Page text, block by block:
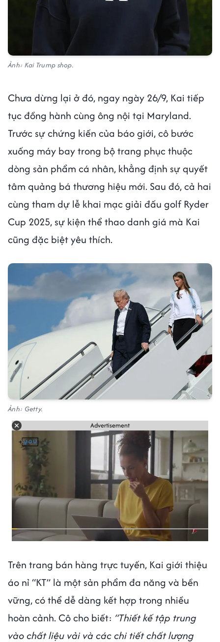
Ảnh: Kai Trump shop.
Chưa dừng lại ở đó, ngay ngày 26/9, Kai tiếp
tục đồng hành cùng ông nội tại Maryland.
Trước sự chứng kiến của báo giới, cô bước
xuống máy bay trong bộ trang phục thuộc
dòng sản phẩm cá nhân, khẳng định sự quyết
tâm quảng bá thương hiệu mới. Sau đó, cả hai
cùng tham dự lễ khai mạc giải đấu golf Ryder
Cup 2025, sự kiện thể thao danh giá mà Kai
cũng đặc biệt yêu thích.
Ảnh: Getty.
Advertisement
Trên trang bán hàng trực tuyến, Kai giới thiệu
áo nỉ “KT” là một sản phẩm đa năng và bền
vững, có thể dễ dàng kết hợp trong nhiều
hoàn cảnh. Cô cho biết: “Thiết kế tập trung
vào chất liệu vải và các chi tiết chất lượng